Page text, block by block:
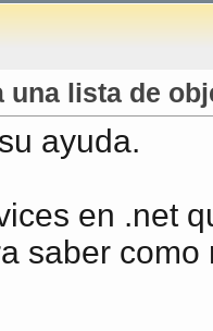
una lista de
ayuda.
en .net
saber